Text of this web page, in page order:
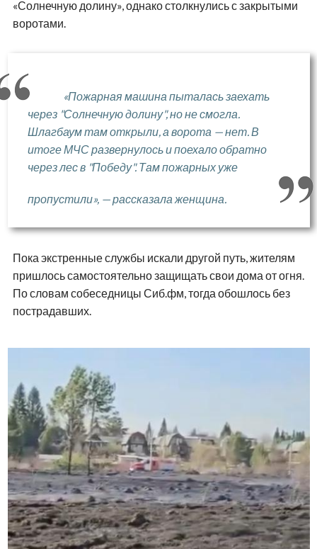
«Солнечную долину», однако столкнулись с закрытыми
воротами.
«Пожарная машина пыталась заехать
через "Солнечную долину", но не смогла.
Шлагбаум там открыли, а ворота — нет. В
итоге МЧС развернулось и поехало обратно
через лес в "Победу". Там пожарных уже
пропустили», — рассказала женщина.
Пока экстренные службы искали другой путь, жителям
пришлось самостоятельно защищать свои дома от огня.
По словам собеседницы Сиб.фм, тогда обошлось без
пострадавших.